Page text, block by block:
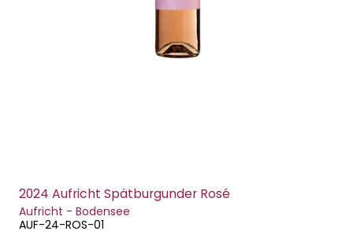
2024 Aufricht Spätburgunder Rosé
Aufricht - Bodensee
AUF-24-ROS-01